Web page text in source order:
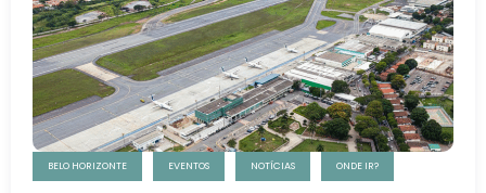
BELO HORIZONTE EVENTOS NOTÍCIAS ONDE IR?